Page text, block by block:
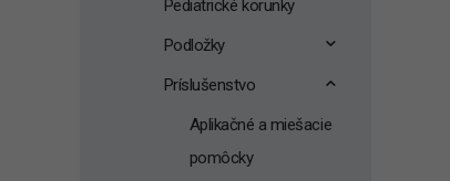
Pediatrické korunky
Podložky
Príslušenstvo
Aplikačné a miešacie
pomôcky